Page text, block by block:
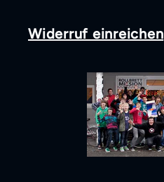
Widerruf einreichen